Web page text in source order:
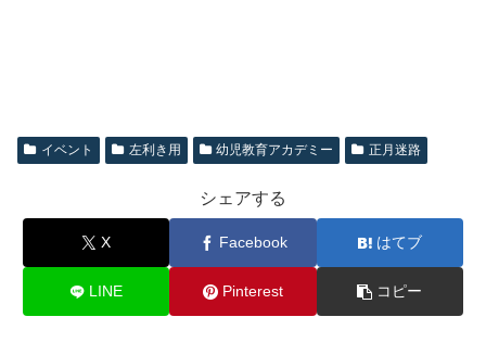
イベント 左利き用 幼児教育アカデミー 正月迷路
シェアする
X Facebook はてブ
LINE Pinterest コピー